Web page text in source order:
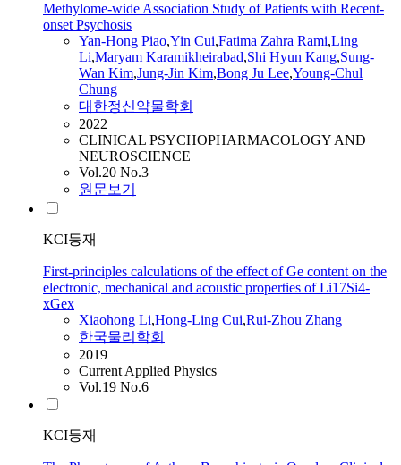
Methylome-wide Association Study of Patients with Recent-
onset Psychosis
Yan-Hong Piao,Yin Cui,Fatima Zahra Rami,Ling
Li,Maryam Karamikheirabad,Shi Hyun Kang,Sung-
Wan Kim,Jung-Jin Kim,Bong Ju Lee,Young-Chul
Chung
대한정신약물학회
2022
CLINICAL PSYCHOPHARMACOLOGY AND
NEUROSCIENCE
Vol.20 No.3
원문보기
KCI등재
First-principles calculations of the effect of Ge content on the
electronic, mechanical and acoustic properties of Li17Si4-
xGex
Xiaohong Li,Hong-Ling Cui,Rui-Zhou Zhang
한국물리학회
2019
Current Applied Physics
Vol.19 No.6
KCI등재